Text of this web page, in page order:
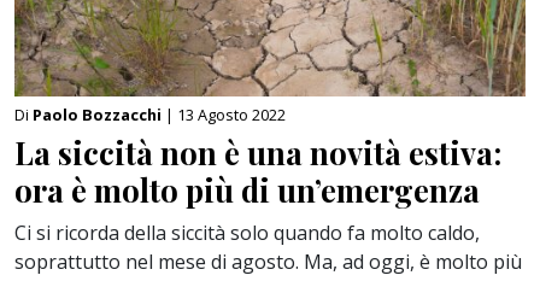
Di Paolo Bozzacchi | 13 Agosto 2022
La siccità non è una novità estiva:
ora è molto più di un’emergenza
Ci si ricorda della siccità solo quando fa molto caldo,
soprattutto nel mese di agosto. Ma, ad oggi, è molto più